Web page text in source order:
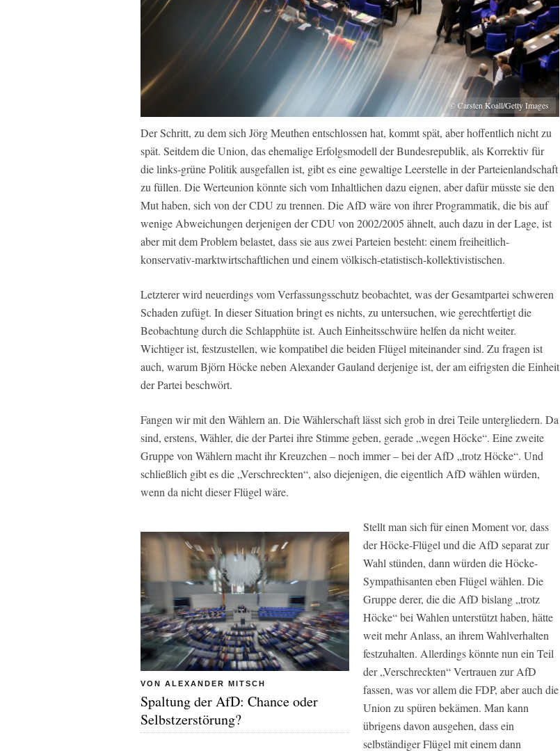
© Carsten Koall/Getty Images
Der Schritt, zu dem sich Jörg Meuthen entschlossen hat, kommt spät, aber hoffentlich nicht zu
spät. Seitdem die Union, das ehemalige Erfolgsmodell der Bundesrepublik, als Korrektiv für
die links-grüne Politik ausgefallen ist, gibt es eine gewaltige Leerstelle in der Parteienlandschaft
zu füllen. Die Werteunion könnte sich vom Inhaltlichen dazu eignen, aber dafür müsste sie den
Mut haben, sich von der CDU zu trennen. Die AfD wäre von ihrer Programmatik, die bis auf
wenige Abweichungen derjenigen der CDU von 2002/2005 ähnelt, auch dazu in der Lage, ist
aber mit dem Problem belastet, dass sie aus zwei Parteien besteht: einem freiheitlich-
konservativ-marktwirtschaftlichen und einem völkisch-etatistisch-kollektivistischen.
Letzterer wird neuerdings vom Verfassungsschutz beobachtet, was der Gesamtpartei schweren
Schaden zufügt. In dieser Situation bringt es nichts, zu untersuchen, wie gerechtfertigt die
Beobachtung durch die Schlapphüte ist. Auch Einheitsschwüre helfen da nicht weiter.
Wichtiger ist, festzustellen, wie kompatibel die beiden Flügel miteinander sind. Zu fragen ist
auch, warum Björn Höcke neben Alexander Gauland derjenige ist, der am eifrigsten die Einheit
der Partei beschwört.
Fangen wir mit den Wählern an. Die Wählerschaft lässt sich grob in drei Teile untergliedern. Da
sind, erstens, Wähler, die der Partei ihre Stimme geben, gerade „wegen Höcke“. Eine zweite
Gruppe von Wählern macht ihr Kreuzchen – noch immer – bei der AfD „trotz Höcke“. Und
schließlich gibt es die „Verschreckten“, also diejenigen, die eigentlich AfD wählen würden,
wenn da nicht dieser Flügel wäre.
VON ALEXANDER MITSCH
Spaltung der AfD: Chance oder
Selbstzerstörung?
Stellt man sich für einen Moment vor, dass
der Höcke-Flügel und die AfD separat zur
Wahl stünden, dann würden die Höcke-
Sympathisanten eben Flügel wählen. Die
Gruppe derer, die die AfD bislang „trotz
Höcke“ bei Wahlen unterstützt haben, hätte
weit mehr Anlass, an ihrem Wahlverhalten
festzuhalten. Allerdings könnte nun ein Teil
der „Verschreckten“ Vertrauen zur AfD
fassen, was vor allem die FDP, aber auch die
Union zu spüren bekämen. Man kann
übrigens davon ausgehen, dass ein
selbständiger Flügel mit einem dann